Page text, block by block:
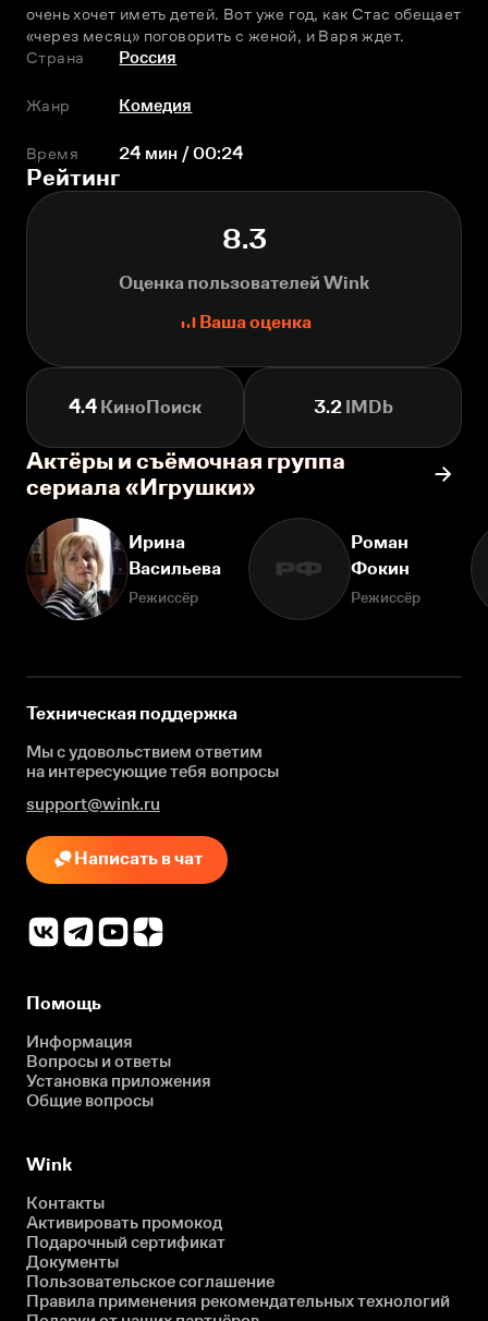
очень хочет иметь детей. Вот уже год, как Стас обещает
«через месяц» поговорить с женой, и Варя ждет.
Страна
Россия
Жанр Комедия
Время 24 мин / 00:24
Рейтинг
8.3
Оценка пользователей Wink
Ваша оценка
4.4 КиноПоиск 3.2IMDb
Актёры и съёмочная группа
сериала «Игрушки»
Ирина
Васильева
Режиссёр
РФ
Роман
Фокин
Режиссёр
Техническая поддержка
Мы с удовольствием ответим
на интересующиетебя вопросы
support@wink.ru
Написать в чат
Помощь
Информация
Вопросы и ответы
Установка приложения
Общие вопросы
Wink
Контакты
Активировать промокод
Подарочный сертификат
Документы
Пользовательское соглашение
Правила применения рекомендательных технологий